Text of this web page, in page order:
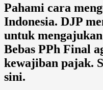
Pahami cara
Indonesia. DJP
untuk
Bebas PPh Final
kewajiban pajak.
sini.